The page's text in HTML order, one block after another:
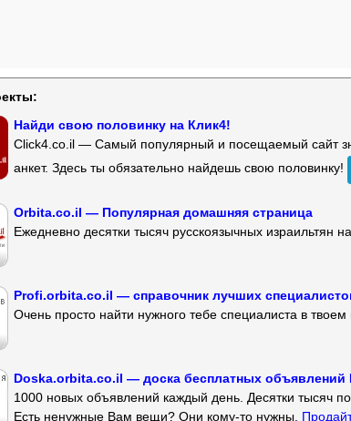
Найди свою половинку на Клик4!
Click4.co.il — Самый популярный и посещаемый сайт
анкет. Здесь ты обязательно найдешь свою половинку!
Orbita.co.il — Популярная домашняя страница
Ежедневно десятки тысяч русскоязычных израильтян
Profi.orbita.co.il — справочник лучших
Очень просто найти нужного тебе специалиста в твоем
Doska.orbita.co.il — доска бесплатных объявлений
1000 новых объявлений каждый день. Десятки тысяч
Есть ненужные Вам вещи? Они кому-то нужны.